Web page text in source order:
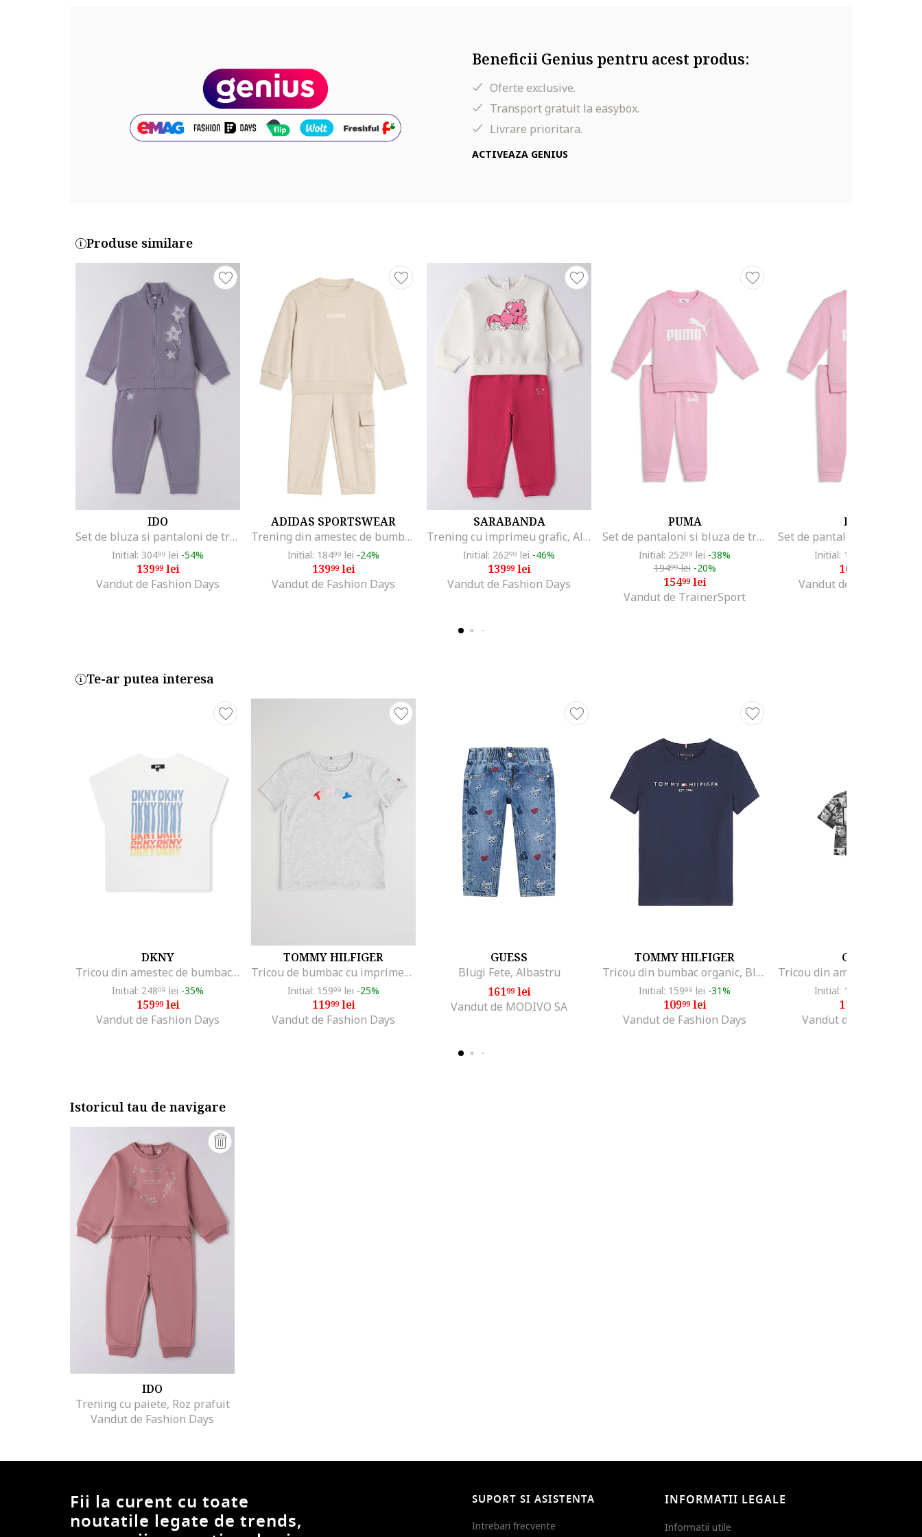
Exterior: 52% bumbac, 48% poliester
Beneficii Genius pentru acest produs:
Oferte exclusive.
Transport gratuit la easybox.
Livrare prioritara.
ACTIVEAZA GENIUS
Produse similare
IDO
Set de bluza si pantaloni de trening, Albastru prafuit
Initial: 30499 lei -54%
13999lei
Vandut de Fashion Days
ADIDAS SPORTSWEAR
Trening din amestec de bumbac cu buzunar cargo, Alb/Crem
Initial: 18499 lei -24%
13999lei
Vandut de Fashion Days
SARABANDA
Trening cu imprimeu grafic, Alb fildes/Roz zmeuriu/Roz pastel
Initial: 26299 lei -46%
13999lei
Vandut de Fashion Days
PUMA
Set de pantaloni si bluza de trening din amestec de bumbac - dwqfwqdpiese, Roz pastel
Initial: 25289 lei -38%
19499lei -20%
15499lei
Vandut de TrainerSport
PUMA
Initial: 169
109
Vandut de Fashion Days
Te-ar putea interesa
DKNY
Tricou din amestec de bumbac cu imprimeu logo, Alb
Initial: 24809 lei -35%
15999lei
Vandut de Fashion Days
TOMMY HILFIGER
Tricou de bumbac cu imprimeu logo cauciucat, Gri deschis melange
Initial: 15999 lei -25%
11999lei
Vandut de Fashion Days
GUESS
Blugi Fete, Albastru
16199lei
Vandut de MODIVO SA
TOMMY HILFIGER
Tricou din bumbac organic, Bleumarin
Initial: 15999 lei -31%
10999lei
Vandut de Fashion Days
GUESS
Initial: 136
113
Vandut de MODIVO SA
Istoricul tau de navigare
IDO
Trening cu paiete, Roz prafuit
Vandut de Fashion Days
Fii la curent cu toate
noutatile legate de trends,
SUPORT SI ASISTENTA
Intrebari frecvente
INFORMATII LEGALE
Informatii utile